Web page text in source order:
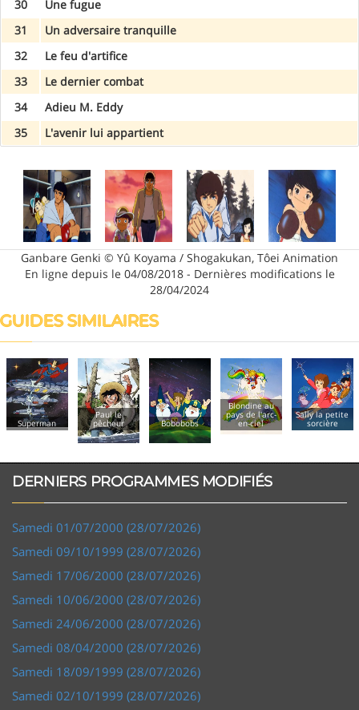
30
Une fugue
31
Un adversaire tranquille
32
Le feu d'artifice
33
Le dernier combat
34
Adieu M. Eddy
35
L'avenir lui appartient
Ganbare Genki © Yû Koyama / Shogakukan, Tôei Animation
En ligne depuis le 04/08/2018 - Dernières modifications le
28/04/2024
GUIDES SIMILAIRES
Superman
Paul le
pêcheur Bobobobs
Blondine au
pays de l'arc-
en-ciel
Sally la petite
sorcière
DERNIERS PROGRAMMES MODIFIÉS
Samedi 01/07/2000 (28/07/2026)
Samedi 09/10/1999 (28/07/2026)
Samedi 17/06/2000 (28/07/2026)
Samedi 10/06/2000 (28/07/2026)
Samedi 24/06/2000 (28/07/2026)
Samedi 08/04/2000 (28/07/2026)
Samedi 18/09/1999 (28/07/2026)
Samedi 02/10/1999 (28/07/2026)